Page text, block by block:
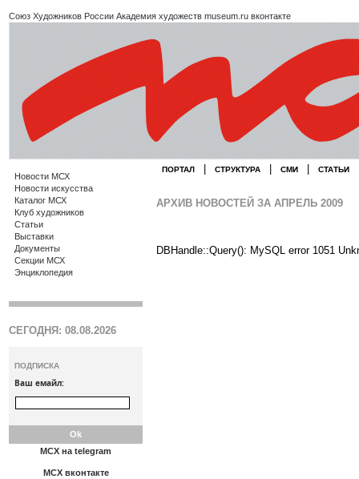
Союз Художников России Академия художеств museum.ru вконтакте
Новости МСХ
Новости искусства
Каталог МСХ
Клуб художников
Статьи
Выставки
Документы
Секции МСХ
Энциклопедия
СЕГОДНЯ: 08.08.2026
ПОДПИСКА
Ваш емайл:
МСХ на telegram
МСХ вконтакте
ПОРТАЛ СТРУКТУРА СМИ СТАТЬИ
АРХИВ НОВОСТЕЙ ЗА АПРЕЛЬ 2009
DBHandle::Query(): MySQL error 1051